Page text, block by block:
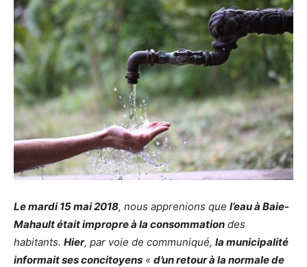
Le mardi 15 mai 2018, nous apprenions que l’eau à Baie-
Mahault était impropre à la consommation des
habitants. Hier, par voie de communiqué, la municipalité
informait ses concitoyens « d’un retour à la normale de